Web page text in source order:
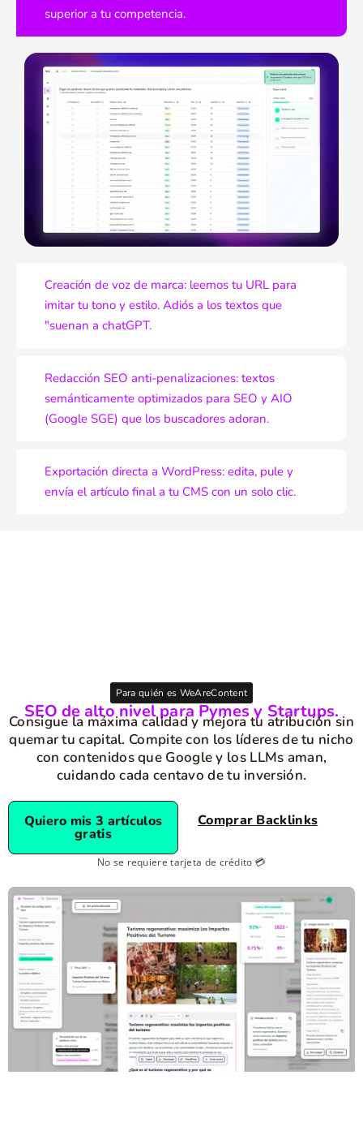
superior a tu competencia.
Creación de voz de marca: leemos tu URL para
imitar tu tono y estilo. Adiós a los textos que
"suenan a chatGPT.
Redacción SEO anti-penalizaciones: textos
semánticamente optimizados para SEO y AIO
(Google SGE) que los buscadores adoran.
Exportación directa a WordPress: edita, pule y
envía el artículo final a tu CMS con un solo clic.
Para quién es WeAreContent
SEO de alto nivel para Pymes y Startups.
Consigue la máxima calidad y mejora tu atribución sin
quemar tu capital. Compite con los líderes de tu nicho
con contenidos que Google y los LLMs aman,
cuidando cada centavo de tu inversión.
Quiero mis 3 artículos
gratis
Comprar Backlinks
No se requiere tarjeta de crédito 💳